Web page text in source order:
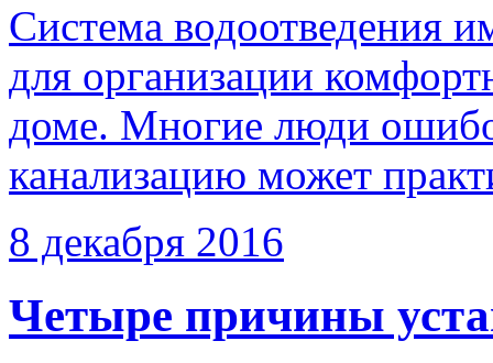
Система водоотведения
для организации
доме. Многие люди
канализацию может
8 декабря 2016
Четыре причины